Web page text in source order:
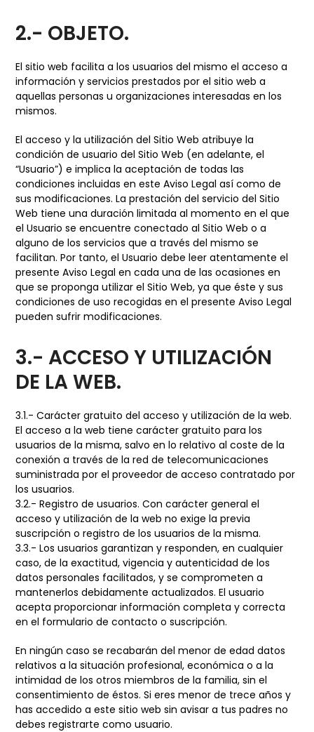
2.- OBJETO.
El sitio web facilita a los usuarios del mismo el acceso a
información y servicios prestados por el sitio web a
aquellas personas u organizaciones interesadas en los
mismos.
El acceso y la utilización del Sitio Web atribuye la
condición de usuario del Sitio Web (en adelante, el
“Usuario”) e implica la aceptación de todas las
condiciones incluidas en este Aviso Legal así como de
sus modificaciones. La prestación del servicio del Sitio
Web tiene una duración limitada al momento en el que
el Usuario se encuentre conectado al Sitio Web o a
alguno de los servicios que a través del mismo se
facilitan. Por tanto, el Usuario debe leer atentamente el
presente Aviso Legal en cada una de las ocasiones en
que se proponga utilizar el Sitio Web, ya que éste y sus
condiciones de uso recogidas en el presente Aviso Legal
pueden sufrir modificaciones.
3.- ACCESO Y UTILIZACIÓN
DE LA WEB.
3.1.- Carácter gratuito del acceso y utilización de la web.
El acceso a la web tiene carácter gratuito para los
usuarios de la misma, salvo en lo relativo al coste de la
conexión a través de la red de telecomunicaciones
suministrada por el proveedor de acceso contratado por
los usuarios.
3.2.- Registro de usuarios. Con carácter general el
acceso y utilización de la web no exige la previa
suscripción o registro de los usuarios de la misma.
3.3.- Los usuarios garantizan y responden, en cualquier
caso, de la exactitud, vigencia y autenticidad de los
datos personales facilitados, y se comprometen a
mantenerlos debidamente actualizados. El usuario
acepta proporcionar información completa y correcta
en el formulario de contacto o suscripción.
En ningún caso se recabarán del menor de edad datos
relativos a la situación profesional, económica o a la
intimidad de los otros miembros de la familia, sin el
consentimiento de éstos. Si eres menor de trece años y
has accedido a este sitio web sin avisar a tus padres no
debes registrarte como usuario.